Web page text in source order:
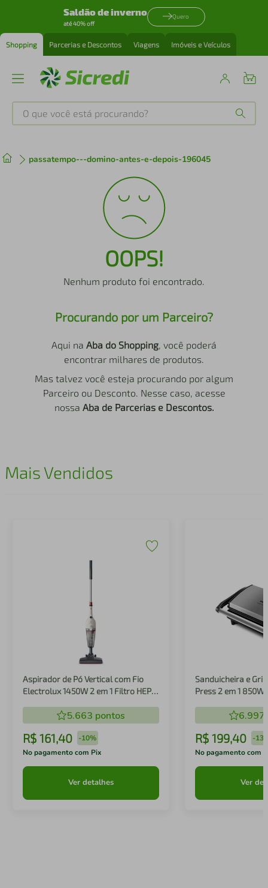
Saldão de inverno
até 40% off
Quero
Shopping Parcerias e Descontos Viagens Imóveis e Veículos
O que você está procurando?
passatempo---domino-antes-e-depois-196045
OOPS!
Nenhum produto foi encontrado.
Procurando por um Parceiro?
Aqui na Aba do Shopping, você poderá
encontrar milhares de produtos.
Mas talvez você esteja procurando por algum
Parceiro ou Desconto. Nesse caso, acesse
nossa Aba de Parcerias e Descontos.
Mais Vendidos
Aspirador de Pó Vertical com Fio
Electrolux 1450W 2 em 1 Filtro HEPA
5.663 pontos
R$ 161,40 -10%
No pagamento com Pix
Ver detalhes
Sanduicheira e
Press 2 em 1 850W
6.997
R$ 199,40 -
No pagamento com
Ver